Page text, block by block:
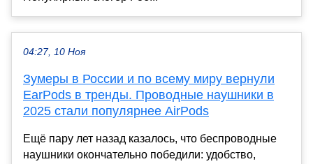
04:27, 10 Ноя
Зумеры в России и по всему миру вернули
EarPods в тренды. Проводные наушники в
2025 стали популярнее AirPods
Ещё пару лет назад казалось, что беспроводные
наушники окончательно победили: удобство,